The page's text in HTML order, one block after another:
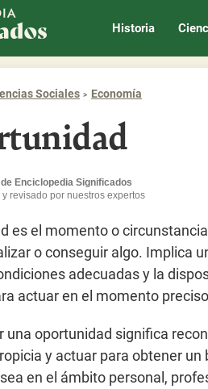
Historia
Sociales Economía
de Enciclopedia Significados
revisado por nuestros expertos
es el momento o
o conseguir algo. Implica
adecuadas y la
actuar en el momento
una oportunidad significa
y actuar para obtener un
en el ámbito personal,